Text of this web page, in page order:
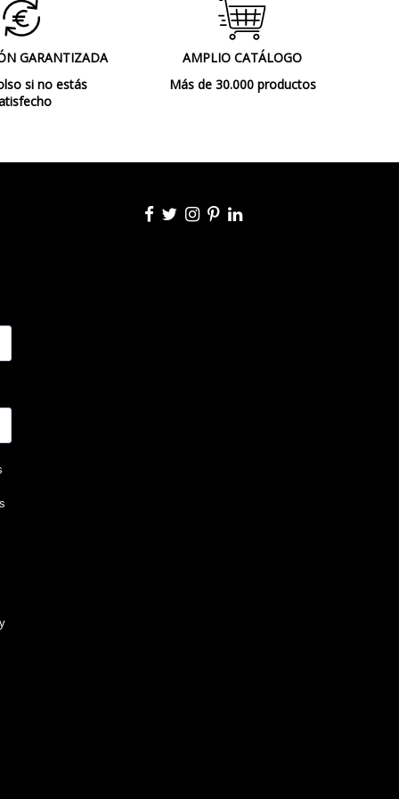
GARANTIZADA
si no estás
AMPLIO CATÁLOGO
Más de 30.000 productos